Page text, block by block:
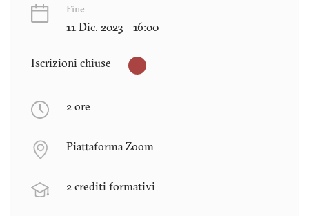
Fine
11 Dic. 2023 - 16:00
Iscrizioni chiuse
2 ore
Piattaforma Zoom
2 crediti formativi